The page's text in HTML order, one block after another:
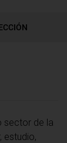
sector de la
estudio,